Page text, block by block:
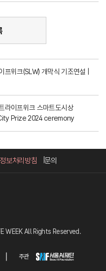
위크(SLW) 개막식 기조연설 |
라이프위크 스마트도시상
Prize 2024 ceremony
보처리방침 문의
WEEK All Rights Reserved.
주관